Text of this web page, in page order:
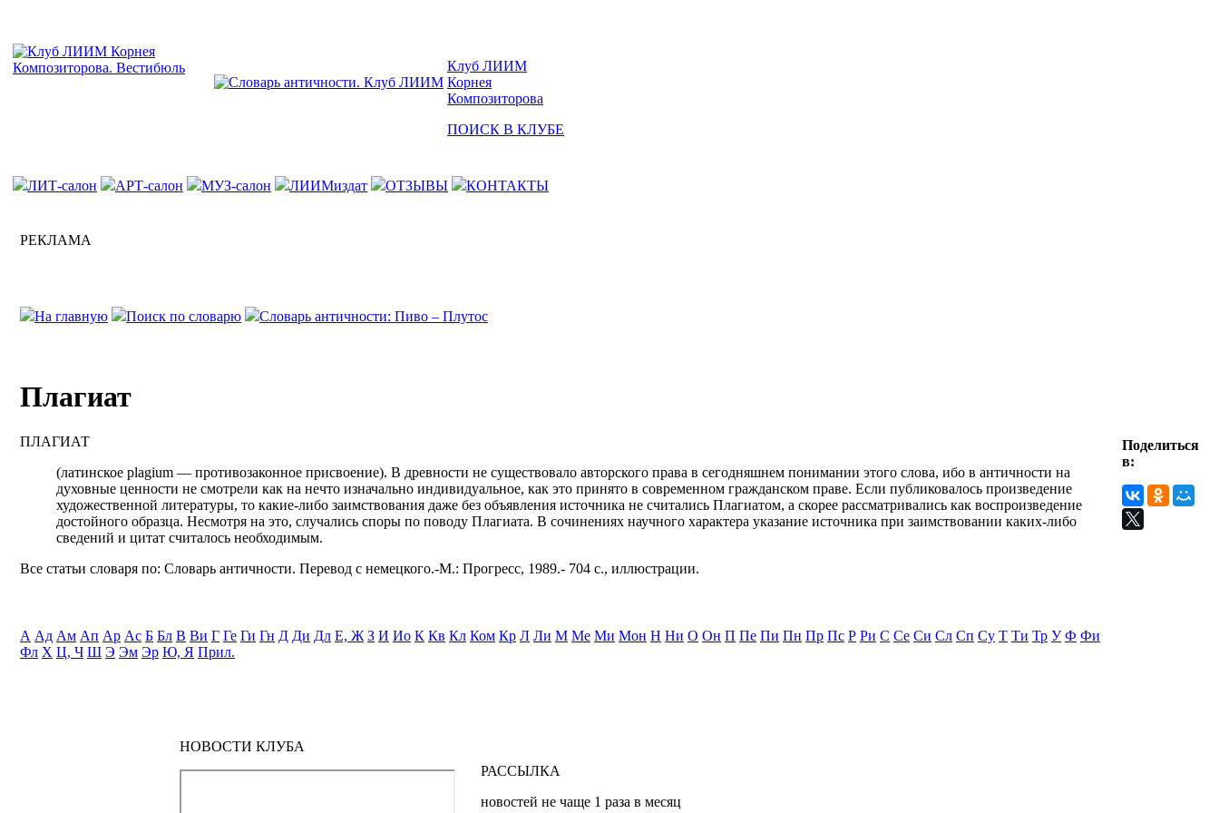
Клуб ЛИИМ
Корнея
Композиторова
ПОИСК В КЛУБЕ
ЛИТ-салон АРТ-салон МУЗ-салон ЛИИМиздат ОТЗЫВЫ КОНТАКТЫ
РЕКЛАМА
На главную Поиск по словарю Словарь античности: Пиво – Плутос
Плагиат
ПЛАГИАТ
(латинское plagium — противозаконное присвоение). В древности не существовало авторского права в сегодняшнем понимании этого слова, ибо в античности на
духовные ценности не смотрели как на нечто изначально индивидуальное, как это принято в современном гражданском праве. Если публиковалось произведение
художественной литературы, то какие-либо заимствования даже без объявления источника не считались Плагиатом, а скорее рассматривались как воспроизведение
достойного образца. Несмотря на это, случались споры по поводу Плагиата. В сочинениях научного характера указание источника при заимствовании каких-либо
сведений и цитат считалось необходимым.
Все статьи словаря по: Словарь античности. Перевод с немецкого.-М.: Прогресс, 1989.- 704 с., иллюстрации.
А Ад Ам Ап Ар Ас Б Бл В Ви Г Ге Ги Гн Д Ди Дл Е, Ж З И Ио К Кв Кл Ком Кр Л Ли М Ме Ми Мон Н Ни О Он П Пе Пи Пн Пр Пс Р Ри С Се Си Сл Сп Су Т Ти Тр У Ф Фи
Фл Х Ц, Ч Ш Э Эм Эр Ю, Я Прил.
Поделиться
в:
НОВОСТИ КЛУБА
РАССЫЛКА
новостей не чаще 1 раза в месяц